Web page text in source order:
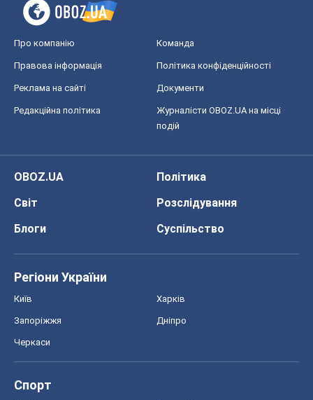
Про компанію Команда
Правова інформація Політика конфіденційності
Реклама на сайті Документи
Редакційна політика
Журналісти OBOZ.UA на місці
подій
OBOZ.UA
Політика
Світ
Розслідування
Блоги
Суспільство
Регіони України
Київ Харків
Запоріжжя Дніпро
Черкаси
Спорт